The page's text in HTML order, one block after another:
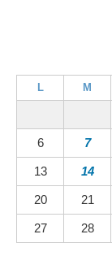
L M
6 7
13 14
20 21
27 28